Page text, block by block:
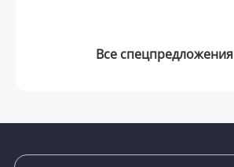
Все спецпредложения